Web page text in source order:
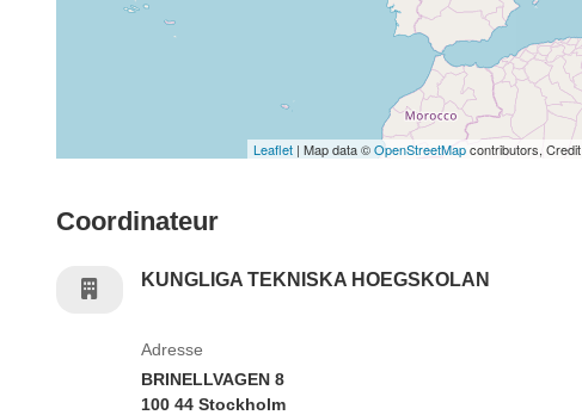
Leaflet | Map data ©OpenStreetMapcontributors, Credit
Coordinateur
KUNGLIGA TEKNISKA HOEGSKOLAN
Adresse
BRINELLVAGEN 8
100 44 Stockholm